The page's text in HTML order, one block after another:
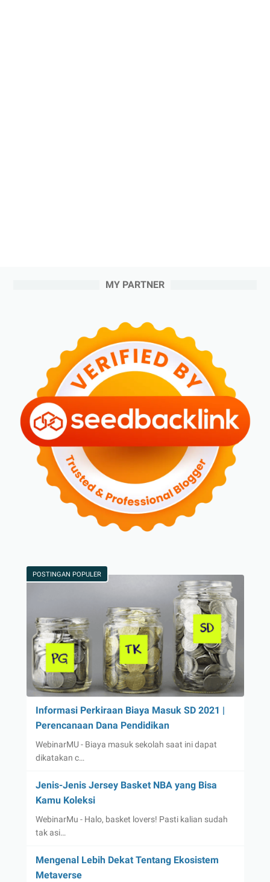
MY PARTNER
POSTINGAN POPULER
Informasi Perkiraan Biaya Masuk SD 2021 |
Perencanaan Dana Pendidikan
WebinarMU - Biaya masuk sekolah saat ini dapat
dikatakan c…
Jenis-Jenis Jersey Basket NBA yang Bisa
Kamu Koleksi
WebinarMu - Halo, basket lovers! Pasti kalian sudah
tak asi…
Mengenal Lebih Dekat Tentang Ekosistem
Metaverse